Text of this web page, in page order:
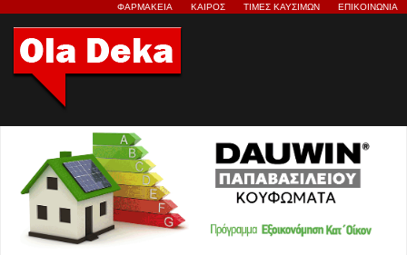
ΦΑΡΜΑΚΕΙΑ ΚΑΙΡΟΣ ΤΙΜΕΣ ΚΑΥΣΙΜΩΝ ΕΠΙΚΟΙΝΩΝΙΑ